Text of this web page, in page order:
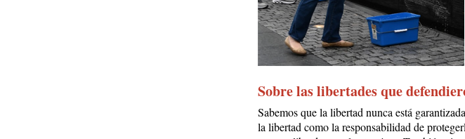
Sobre las libertades que
Sabemos que la libertad nunca está
la libertad como la responsabilidad de